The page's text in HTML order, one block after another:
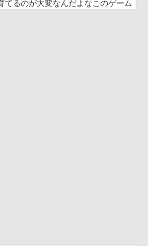
てるのが大変なんだよなこのゲーム